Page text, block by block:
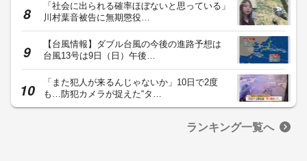
「社会に出られる確率ほぼないと思っている」
川村葉音被告に無期懲役…
【台風情報】ダブル台風の今後の進路予想は
台風13号は9日（日）午後…
「また犯人が来るんじゃないか」10日で2度
も…防犯カメラが捉えた“タ…
ランキング一覧へ